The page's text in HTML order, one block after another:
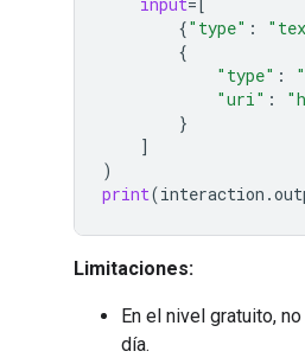
{"type" :
{
"type" :
"uri" :
}
]
)
print(interaction .
Limitaciones:
En el nivel gratuito,
día.